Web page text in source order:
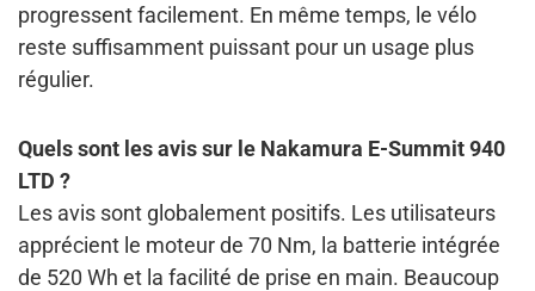
progressent facilement. En même temps, le vélo
reste suffisamment puissant pour un usage plus
régulier.
Quels sont les avis sur le Nakamura E-Summit 940
LTD ?
Les avis sont globalement positifs. Les utilisateurs
apprécient le moteur de 70 Nm, la batterie intégrée
de 520 Wh et la facilité de prise en main. Beaucoup